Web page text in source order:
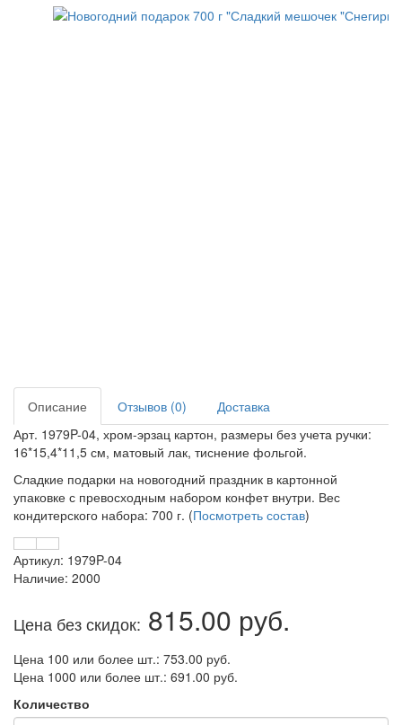
Описание Отзывов (0)
Доставка
Арт. 1979P-04, хром-эрзац картон, размеры без учета ручки:
16*15,4*11,5 см, матовый лак, тиснение фольгой.
Сладкие подарки на новогодний праздник в картонной
упаковке с превосходным набором конфет внутри. Вес
кондитерского набора: 700 г. (Посмотреть состав)
Артикул: 1979P-04
Наличие: 2000
Цена без скидок: 815.00 руб.
Цена 100 или более шт.: 753.00 руб.
Цена 1000 или более шт.: 691.00 руб.
Количество